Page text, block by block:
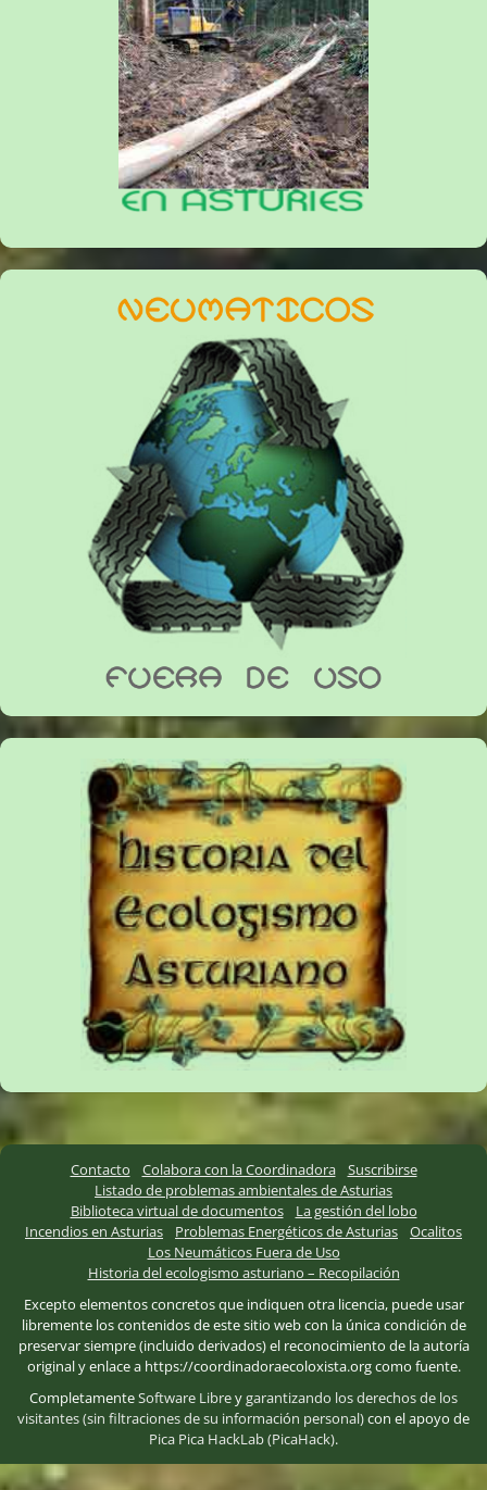
Contacto Colabora con la Coordinadora
Suscribirse
Listado de problemas ambientales de Asturias
Biblioteca virtual de documentos
La gestión del lobo
Incendios en Asturias
Problemas Energéticos de Asturias
Ocalitos
Los Neumáticos Fuera de Uso
Historia del ecologismo asturiano – Recopilación
Excepto elementos concretos que indiquen otra licencia, puede usar
libremente los contenidos de este sitio web con la única condición de
preservar siempre (incluido derivados) el reconocimiento de la autoría
original y enlace a https://coordinadoraecoloxista.org como fuente.
CompletamenteSoftware Libreygarantizando los derechos de los
visitantes (sin filtraciones de su información personal)con el apoyo de
Pica Pica HackLab (PicaHack).